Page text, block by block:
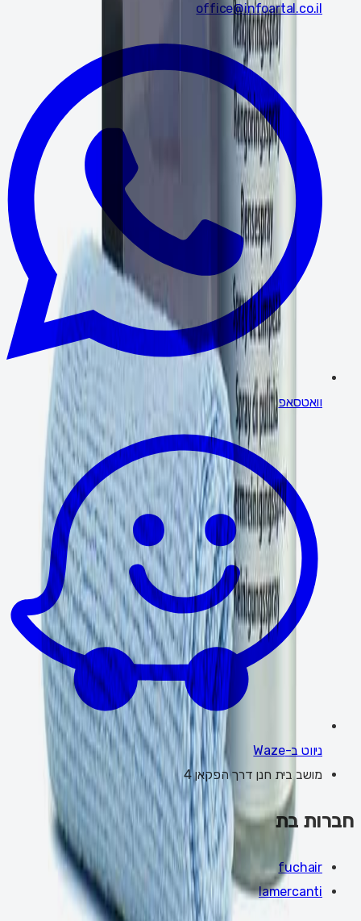
office@infoartal.co.il
וואטסאפ
ניווט ב-Waze
מושב בית חנן דרך הפקאן 4
חברות בת
fuchair
lamercanti